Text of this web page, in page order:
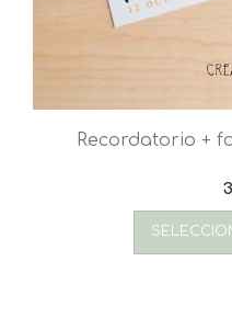
Recordatorio +